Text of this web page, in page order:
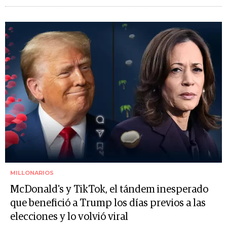
MILLONARIOS
McDonald's y TikTok, el tándem inesperado
que benefició a Trump los días previos a las
elecciones y lo volvió viral